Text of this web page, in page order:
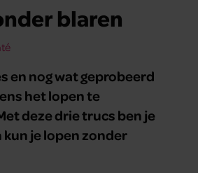
blaren
en nog wat geprobeerd
het lopen te
deze drie trucs ben je
kun je lopen zonder